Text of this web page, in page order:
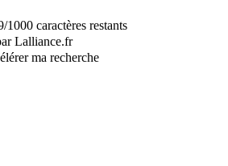
1000 caractères restants
Lalliance.fr
ma recherche